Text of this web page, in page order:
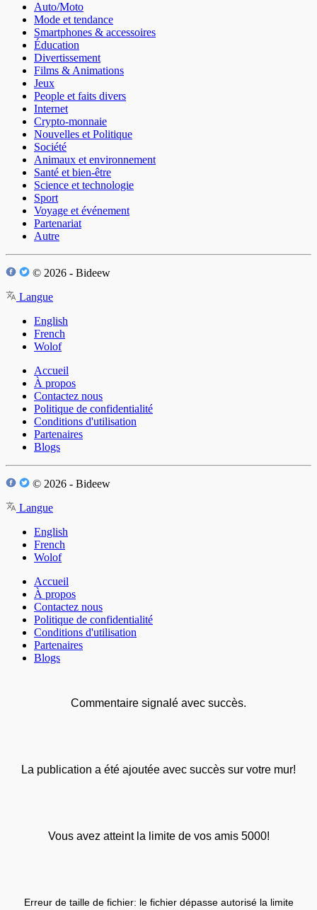
Auto/Moto
Mode et tendance
Smartphones & accessoires
Éducation
Divertissement
Films & Animations
Jeux
People et faits divers
Internet
Crypto-monnaie
Nouvelles et Politique
Société
Animaux et environnement
Santé et bien-être
Science et technologie
Sport
Voyage et événement
Partenariat
Autre
© 2026 - Bideew
Langue
English
French
Wolof
Accueil
À propos
Contactez nous
Politique de confidentialité
Conditions d'utilisation
Partenaires
Blogs
© 2026 - Bideew
Langue
English
French
Wolof
Accueil
À propos
Contactez nous
Politique de confidentialité
Conditions d'utilisation
Partenaires
Blogs
Commentaire signalé avec succès.
La publication a été ajoutée avec succès sur votre mur!
Vous avez atteint la limite de vos amis 5000!
Erreur de taille de fichier: le fichier dépasse autorisé la limite